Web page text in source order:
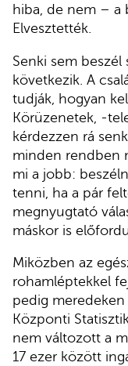
hiba, de nem – a
Elvesztették.
Senki sem beszél
következik. A
tudják, hogyan
Körüzenetek, -
kérdezzen rá
minden rendben
mi a jobb:
tenni, ha a pár
megnyugtató
máskor is
Miközben az
rohamléptekkel
pedig meredeken
Központi
nem változott a
17 ezer között